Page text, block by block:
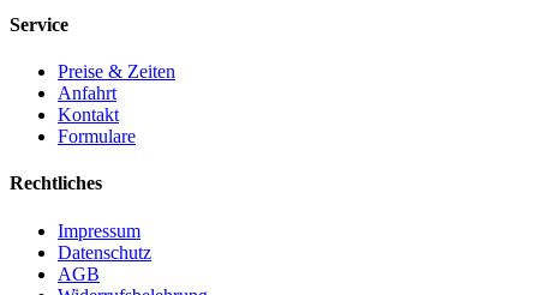
Service
Preise & Zeiten
Anfahrt
Kontakt
Formulare
Rechtliches
Impressum
Datenschutz
AGB